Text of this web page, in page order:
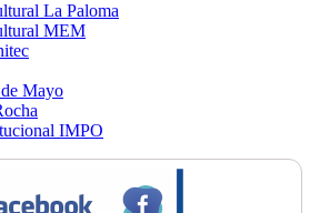
La Paloma
MEM
Mayo
IMPO